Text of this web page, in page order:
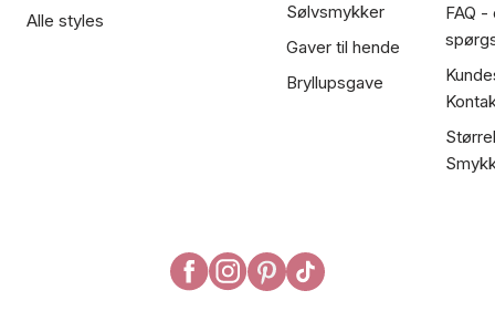
Alle styles
Sølvsmykker
Gaver til hende
Bryllupsgave
FAQ